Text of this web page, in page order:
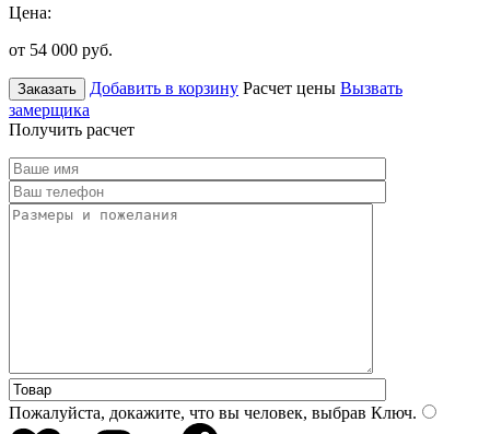
Цена:
от 54 000 руб.
Заказать Добавить в корзину Расчет цены Вызвать
замерщика
Получить расчет
Пожалуйста, докажите, что вы человек, выбрав Ключ.